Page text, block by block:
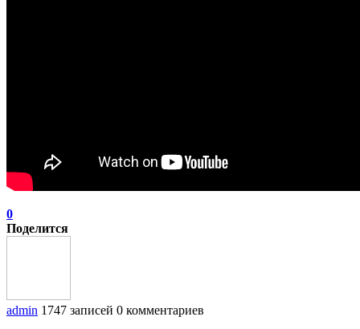
0
Поделится
admin 1747 записей 0 комментариев